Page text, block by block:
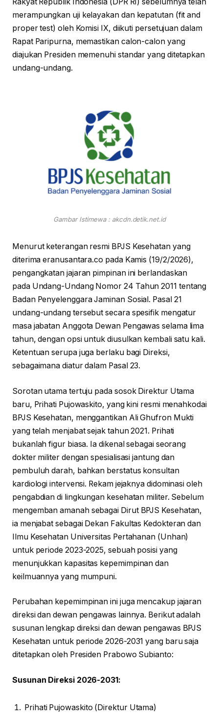
merampungkan uji kelayakan dan kepatutan (fit and
proper test) oleh Komisi IX, diikuti persetujuan dalam
Rapat Paripurna, memastikan calon-calon yang
diajukan Presiden memenuhi standar yang ditetapkan
undang-undang.
Gambar Istimewa : akcdn.detik.net.id
Menurut keterangan resmi BPJS Kesehatan yang
diterima eranusantara.co pada Kamis (19/2/2026),
pengangkatan jajaran pimpinan ini berlandaskan
pada Undang-Undang Nomor 24 Tahun 2011 tentang
Badan Penyelenggara Jaminan Sosial. Pasal 21
undang-undang tersebut secara spesifik mengatur
masa jabatan Anggota Dewan Pengawas selama lima
tahun, dengan opsi untuk diusulkan kembali satu kali.
Ketentuan serupa juga berlaku bagi Direksi,
sebagaimana diatur dalam Pasal 23.
Sorotan utama tertuju pada sosok Direktur Utama
baru, Prihati Pujowaskito, yang kini resmi menahkodai
BPJS Kesehatan, menggantikan Ali Ghufron Mukti
yang telah menjabat sejak tahun 2021. Prihati
bukanlah figur biasa. Ia dikenal sebagai seorang
dokter militer dengan spesialisasi jantung dan
pembuluh darah, bahkan berstatus konsultan
kardiologi intervensi. Rekam jejaknya didominasi oleh
pengabdian di lingkungan kesehatan militer. Sebelum
mengemban amanah sebagai Dirut BPJS Kesehatan,
ia menjabat sebagai Dekan Fakultas Kedokteran dan
Ilmu Kesehatan Universitas Pertahanan (Unhan)
untuk periode 2023-2025, sebuah posisi yang
menunjukkan kapasitas kepemimpinan dan
keilmuannya yang mumpuni.
Perubahan kepemimpinan ini juga mencakup jajaran
direksi dan dewan pengawas lainnya. Berikut adalah
susunan lengkap direksi dan dewan pengawas BPJS
Kesehatan untuk periode 2026-2031 yang baru saja
ditetapkan oleh Presiden Prabowo Subianto:
Susunan Direksi 2026-2031:
Prihati Pujowaskito (Direktur Utama)